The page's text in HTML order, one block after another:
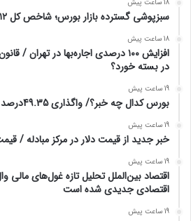
18 ساعت پیش
سبزپوشی گسترده بازار بورس؛ شاخص کل ۱۱۲ هزار واحد رشد کرد
18 ساعت پیش
افزایش ۱۰۰ درصدی اجاره‌بها در
در بسته خورد؟
19 ساعت پیش
بورس کدال چه خبر؟/ واگذاری 49.35درصد از سهام پالایشگاه شازند
19 ساعت پیش
خبر جدید از قیمت دلار در مرکز مبادله /
19 ساعت پیش
اقتصاد بین‌الملل تحلیل تازه غول‌های مالی
اقتصادی جدیدی شده است
19 ساعت پیش